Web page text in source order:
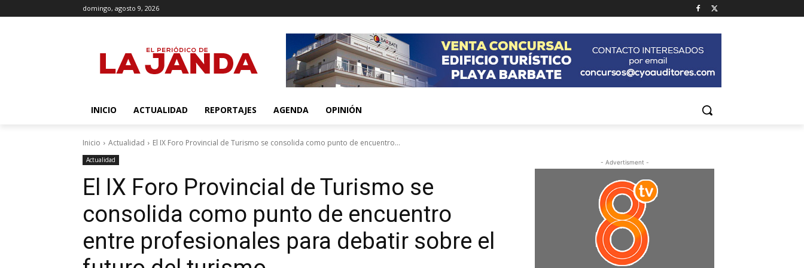
domingo, agosto 9, 2026
INICIO ACTUALIDAD REPORTAJES AGENDA OPINIÓN
Inicio Actualidad El IX Foro Provincial de Turismo se consolida como punto de encuentro...
Actualidad
El IX Foro Provincial de Turismo se
consolida como punto de encuentro
entre profesionales para debatir sobre el
- Advertisment -